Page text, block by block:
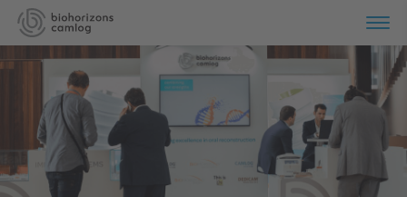
Cartera de productos
Formación